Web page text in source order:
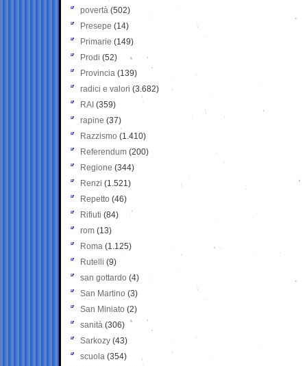
povertà (502)
Presepe (14)
Primarie (149)
Prodi (52)
Provincia (139)
radici e valori (3.682)
RAI (359)
rapine (37)
Razzismo (1.410)
Referendum (200)
Regione (344)
Renzi (1.521)
Repetto (46)
Rifiuti (84)
rom (13)
Roma (1.125)
Rutelli (9)
san gottardo (4)
San Martino (3)
San Miniato (2)
sanità (306)
Sarkozy (43)
scuola (354)